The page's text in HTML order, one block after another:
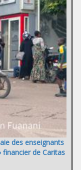
des enseignants
de Caritas